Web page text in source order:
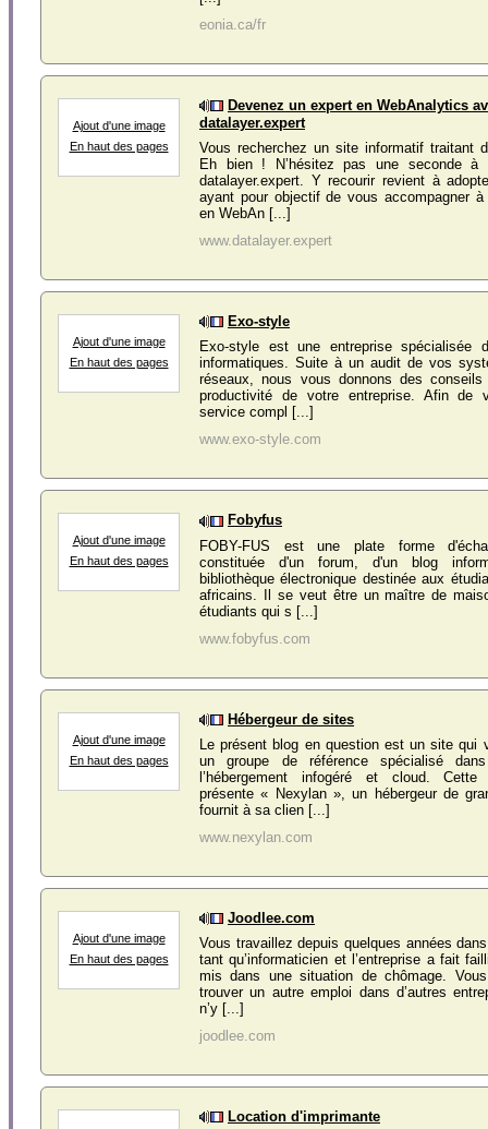
eonia.ca/fr
Ajout d'une image
En haut des pages
Devenez un expert en WebAnalytics
datalayer.expert
Vous recherchez un site informatif traitant
Eh bien ! N’hésitez pas une seconde à
datalayer.expert. Y recourir revient à
ayant pour objectif de vous accompagner
en WebAn [...]
www.datalayer.expert
Ajout d'une image
En haut des pages
Exo-style
Exo-style est une entreprise spécialisée
informatiques. Suite à un audit de vos
réseaux, nous vous donnons des
productivité de votre entreprise. Afin de
service compl [...]
www.exo-style.com
Ajout d'une image
En haut des pages
Fobyfus
FOBY-FUS est une plate forme
constituée d'un forum, d'un blog
bibliothèque électronique destinée aux
africains. Il se veut être un maître de
étudiants qui s [...]
www.fobyfus.com
Ajout d'une image
En haut des pages
Hébergeur de sites
Le présent blog en question est un site qui
un groupe de référence spécialisé
l’hébergement infogéré et cloud. Cette
présente « Nexylan », un hébergeur de
fournit à sa clien [...]
www.nexylan.com
Ajout d'une image
En haut des pages
Joodlee.com
Vous travaillez depuis quelques années
tant qu’informaticien et l’entreprise a fait
mis dans une situation de chômage.
trouver un autre emploi dans d’autres
n’y [...]
joodlee.com
Location d'imprimante